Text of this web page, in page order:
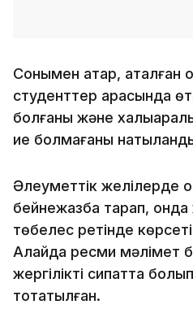
Сонымен қатар, аталған
студенттер арасында
болғаны және
ие болмағаны
Әлеуметтік желілерде
бейнежазба тарап,
төбелес ретінде
Алайда ресми мәлімет
жергілікті сипатта
тоқтатылған.